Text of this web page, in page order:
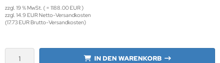
zzgl. 19 % MwSt. ( = 1188.00 EUR )
zzgl. 14.9 EUR Netto-Versandkosten
(17.73 EUR Brutto-Versandkosten)
IN DEN WARENKORB